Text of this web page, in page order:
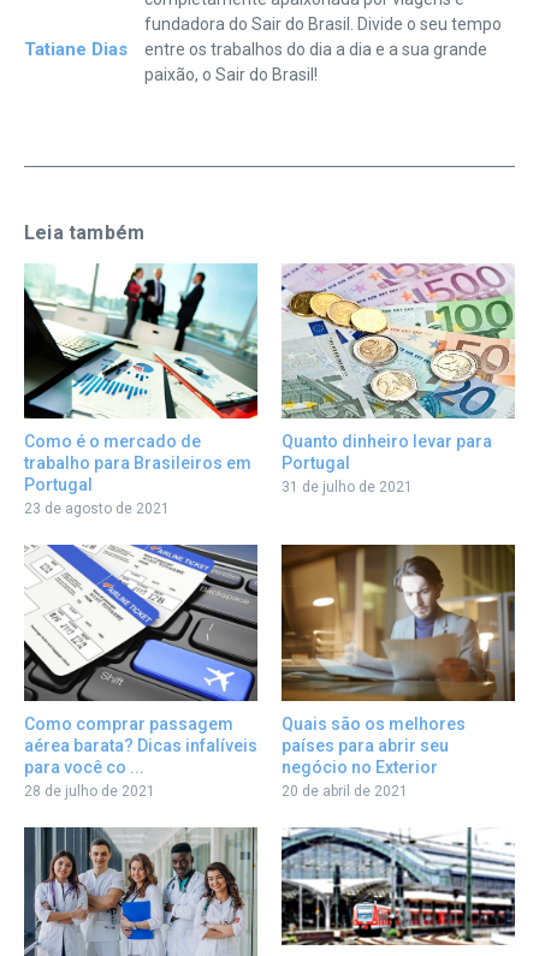
Tatiane Dias
fundadora do Sair do Brasil. Divide o seu tempo
entre os trabalhos do dia a dia e a sua grande
paixão, o Sair do Brasil!
Leia também
Como é o mercado de
trabalho para Brasileiros em
Portugal
23 de agosto de 2021
Quanto dinheiro levar para
Portugal
31 de julho de 2021
Como comprar passagem
aérea barata? Dicas infalíveis
para você co ...
28 de julho de 2021
Quais são os melhores
países para abrir seu
negócio no Exterior
20 de abril de 2021